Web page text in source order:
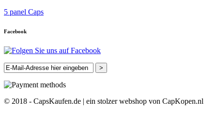
5 panel Caps
Facebook
>
© 2018 - CapsKaufen.de | ein stolzer webshop von CapKopen.nl